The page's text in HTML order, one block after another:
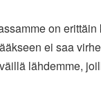
on erittäin
ei saa
lähdemme,